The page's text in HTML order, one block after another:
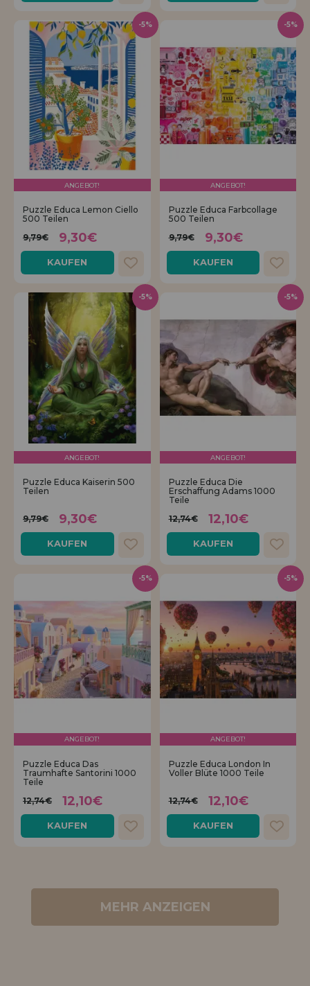
ANGEBOT!
Puzzle Educa Lemon Ciello
500 Teilen
9,79€
9,30€
KAUFEN
-5%
ANGEBOT!
Puzzle Educa Farbcollage
500 Teilen
9,79€
9,30€
KAUFEN
-5%
ANGEBOT!
Puzzle Educa Kaiserin 500
Teilen
9,79€ 9,30€
KAUFEN
-5%
ANGEBOT!
Puzzle Educa Die
Erschaffung Adams 1000
Teile
12,74€
12,10€
KAUFEN
-5%
ANGEBOT!
Puzzle Educa Das
Traumhafte Santorini 1000
Teile
12,74€
12,10€
KAUFEN
-5%
ANGEBOT!
Puzzle Educa London In
Voller Blüte 1000 Teile
12,74€ 12,10€
KAUFEN
-5%
MEHR ANZEIGEN